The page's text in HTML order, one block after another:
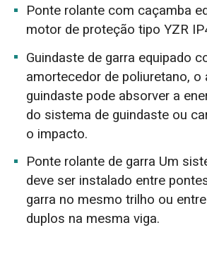
Ponte rolante com caçamba
motor de proteção tipo YZR
Guindaste de garra equipado
amortecedor de poliuretano,
guindaste pode absorver a
do sistema de guindaste ou
o impacto.
Ponte rolante de garra Um
deve ser instalado entre
garra no mesmo trilho ou
duplos na mesma viga.